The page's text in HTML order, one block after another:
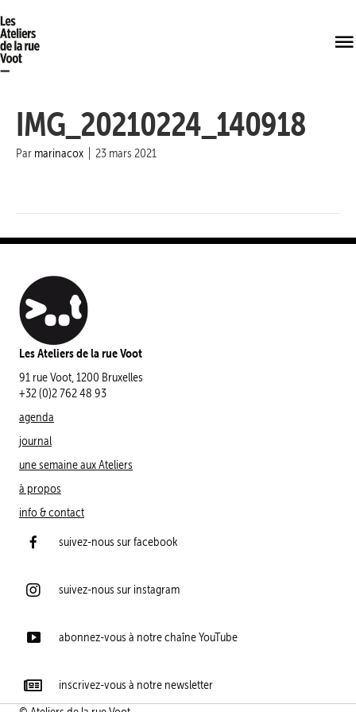
IMG_20210224_140918
Par marinacox 23 mars 2021
Les Ateliers de la rue Voot
91 rue Voot, 1200 Bruxelles
+32 (0)2 762 48 93
agenda
journal
une semaine aux Ateliers
à propos
info & contact
suivez-nous sur facebook
suivez-nous sur instagram
abonnez-vous à notre chaîne YouTube
inscrivez-vous à notre newsletter